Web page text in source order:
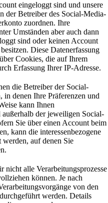
eingeloggt sind und unsere
der Betreiber des Social-Media-
zuordnen. Ihre
Umständen aber auch dann
sind oder keinen Account
Diese Datenerfassung
Cookies, die auf Ihrem
Erfassung Ihrer IP-Adresse.
die Betreiber der Social-
denen Ihre Präferenzen und
kann Ihnen
außerhalb der jeweiligen Social-
Sie über einen Account beim
kann die interessenbezogene
werden, auf denen Sie
nicht alle Verarbeitungsprozesse
können. Je nach
von den
werden. Details